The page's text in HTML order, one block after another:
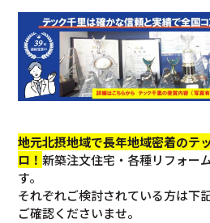
地元北摂地域で長年地域密着のテ
ロ！新築注文住宅・各種リフォー
す。
それぞれご検討されている方は下
ご確認くださいませ。